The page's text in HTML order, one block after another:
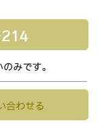
みです。
合わせる